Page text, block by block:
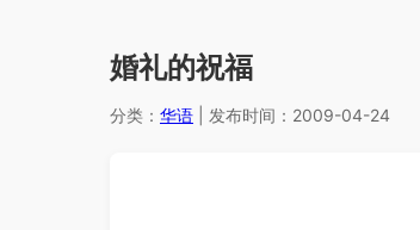
婚礼的祝福
分类： 华语 | 发布时间：2009-04-24